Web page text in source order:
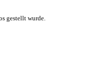
gestellt wurde.